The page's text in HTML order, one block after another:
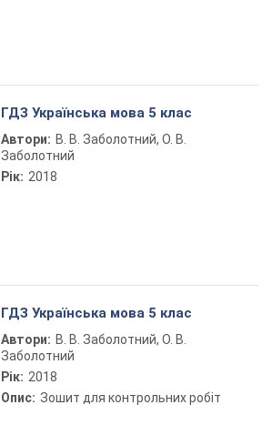
ГДЗ Українська мова 5 клас
Автори: В. В. Заболотний, О. В.
Заболотний
Рік: 2018
ГДЗ Українська мова 5 клас
Автори: В. В. Заболотний, О. В.
Заболотний
Рік: 2018
Опис: Зошит для контрольних робіт